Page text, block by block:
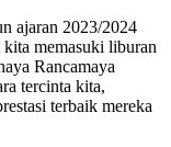
ajaran 2023/2024
memasuki liburan
Rancamaya
tercinta kita,
terbaik mereka